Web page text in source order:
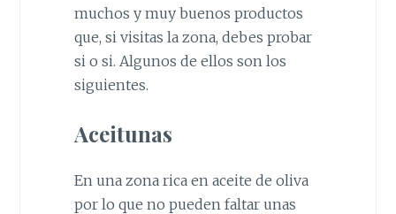
muchos y muy buenos productos
que, si visitas la zona, debes probar
si o si. Algunos de ellos son los
siguientes.
Aceitunas
En una zona rica en aceite de oliva
por lo que no pueden faltar unas